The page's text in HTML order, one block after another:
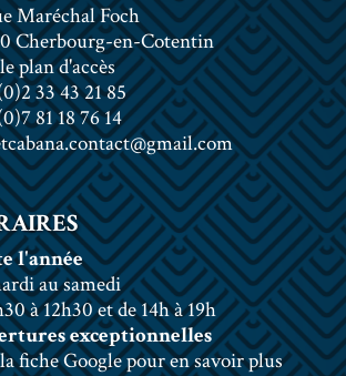
Maréchal Foch
Cherbourg-en-Cotentin
plan d'accès
33 43 21 85
81 18 76 14
l'année
au samedi
à 12h30 et de 14h à 19h
exceptionnelles
fiche Google pour en savoir plus